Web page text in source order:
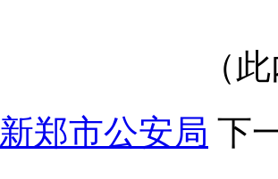
（
新郑市公安局 下